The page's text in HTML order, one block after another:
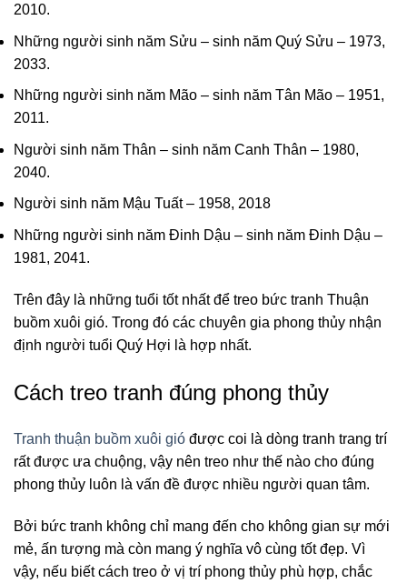
2010.
Những người sinh năm Sửu – sinh năm Quý Sửu – 1973,
2033.
Những người sinh năm Mão – sinh năm Tân Mão – 1951,
2011.
Người sinh năm Thân – sinh năm Canh Thân – 1980,
2040.
Người sinh năm Mậu Tuất – 1958, 2018
Những người sinh năm Đinh Dậu – sinh năm Đinh Dậu –
1981, 2041.
Trên đây là những tuổi tốt nhất để treo bức tranh Thuận
buồm xuôi gió. Trong đó các chuyên gia phong thủy nhận
định người tuổi Quý Hợi là hợp nhất.
Cách treo tranh đúng phong thủy
Tranh thuận buồm xuôi gió được coi là dòng tranh trang trí
rất được ưa chuộng, vậy nên treo như thế nào cho đúng
phong thủy luôn là vấn đề được nhiều người quan tâm.
Bởi bức tranh không chỉ mang đến cho không gian sự mới
mẻ, ấn tượng mà còn mang ý nghĩa vô cùng tốt đẹp. Vì
vậy, nếu biết cách treo ở vị trí phong thủy phù hợp, chắc